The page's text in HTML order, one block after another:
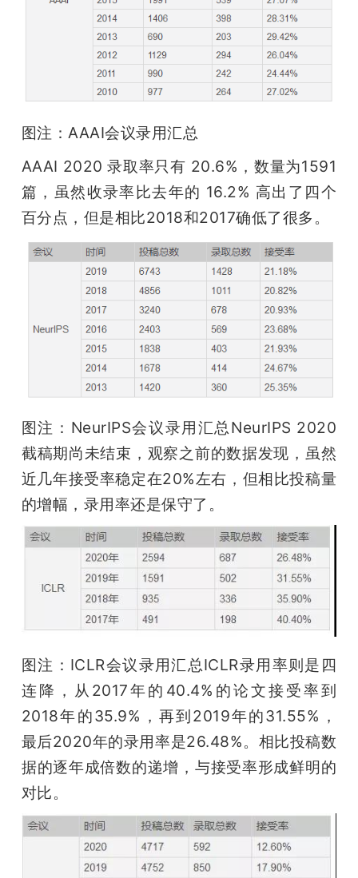
图注：AAAI会议录用汇总
AAAI 2020 录取率只有 20.6%，数量为1591
篇，虽然收录率比去年的 16.2% 高出了四个
百分点，但是相比2018和2017确低了很多。
图注：NeurIPS会议录用汇总NeurIPS 2020
截稿期尚未结束，观察之前的数据发现，虽然
近几年接受率稳定在20%左右，但相比投稿量
的增幅，录用率还是保守了。
图注：ICLR会议录用汇总ICLR录用率则是四
连降，从2017年的40.4%的论文接受率到
2018年的35.9%，再到2019年的31.55%，
最后2020年的录用率是26.48%。相比投稿数
据的逐年成倍数的递增，与接受率形成鲜明的
对比。